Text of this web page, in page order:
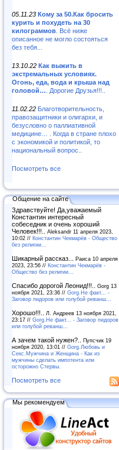
05.11.23 Кому за 50.Как бросить
курить и похудеть на 30
килограммов . Всё ниже
описанное не могло состояться
без тебя...
13.10.22 Как выжить в
экстремальных условиях.
Огонь, еда, вода и крыша над
головой… . Дорогие Друзья!!!..
11.02.22 Благотворительность,
правозащитники и олигархи, и
безусловно о паллиативной
медицине… . Когда в стране плохо
с экономикой и политикой, то
национальный вопрос..
Посмотреть все
Общение на сайте
Здравствуйте! Да,уважаемый
Константин интересный
собеседник и очень хороший
Человек!!!.. Aleksandr 11 апреля 2023,
10:02 // Константин Чекмарёв - Общество
без религии...
Шикарный рассказ... Раиса 10 апреля
2023, 23:56 // Константин Чекмарёв -
Общество без религии...
Спасибо дорогой Леонид!!!.. Gorg 13
ноября 2021, 23:36 // Gorg.Не факт... -
Заговор пидоров или голубой реванш…
Хорошо!!!..
Л. Андреев 13 ноября 2021,
23:17 // Gorg.Не факт... - Заговор пидоров
или голубой реванш…
А зачем такой нужен?.. Пупсчик 19
ноября 2020, 13:01 // Gorg.Любовь и
Секс.Мужчина и Женщина - Как из
мужчины сделать импотента или
осторожно Стервы.
Посмотреть все
Мы рекомендуем